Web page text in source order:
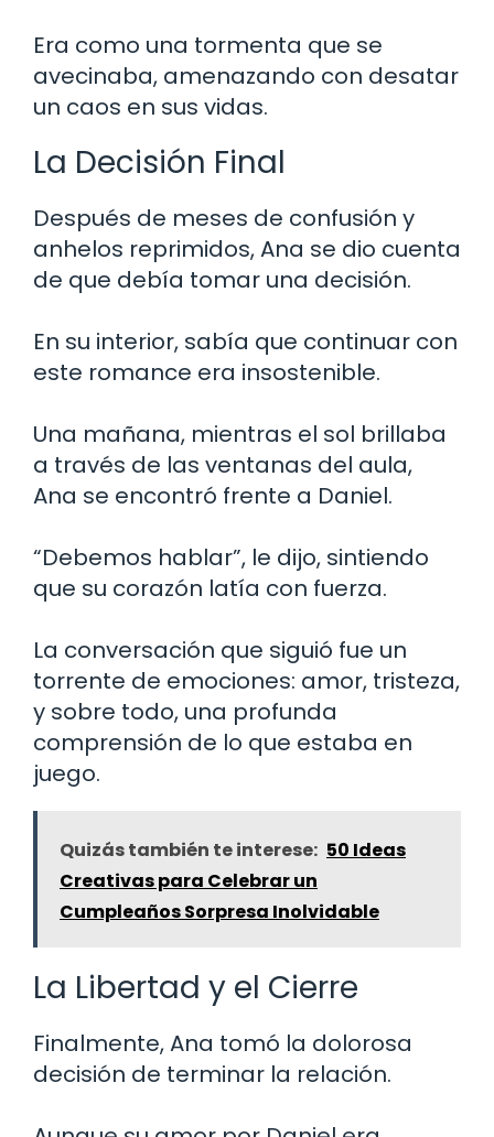
Era como una tormenta que se
avecinaba, amenazando con desatar
un caos en sus vidas.
La Decisión Final
Después de meses de confusión y
anhelos reprimidos, Ana se dio cuenta
de que debía tomar una decisión.
En su interior, sabía que continuar con
este romance era insostenible.
Una mañana, mientras el sol brillaba
a través de las ventanas del aula,
Ana se encontró frente a Daniel.
“Debemos hablar”, le dijo, sintiendo
que su corazón latía con fuerza.
La conversación que siguió fue un
torrente de emociones: amor, tristeza,
y sobre todo, una profunda
comprensión de lo que estaba en
juego.
Quizás también te interese: 50 Ideas
Creativas para Celebrar un
Cumpleaños Sorpresa Inolvidable
La Libertad y el Cierre
Finalmente, Ana tomó la dolorosa
decisión de terminar la relación.